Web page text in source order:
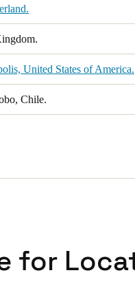
United States of America.
Chile.
for